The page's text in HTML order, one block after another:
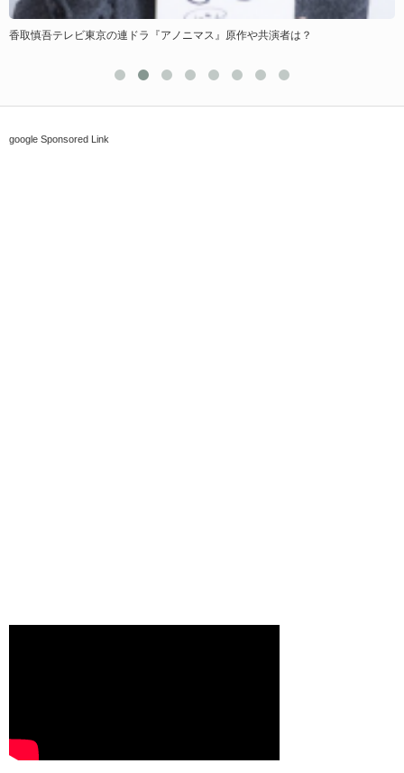
アパ両国タワー八王子ザビー 新型コロナ軽症者受入宿泊ホテル【東京都】
google Sponsored Link